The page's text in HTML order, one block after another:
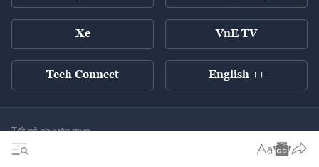
Xe VnE TV
Tech Connect English ++
Tất cả chuyên mục